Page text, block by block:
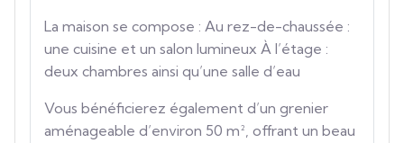
La maison se compose : Au rez-de-chaussée :
une cuisine et un salon lumineux À l’étage :
deux chambres ainsi qu’une salle d’eau
Vous bénéficierez également d’un grenier
aménageable d’environ 50 m², offrant un beau